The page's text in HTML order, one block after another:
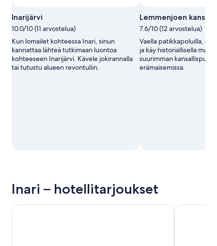
Mike
Shetler
Inarijärvi
10.0/10 (11 arvostelua)
Kun lomailet kohteessa Inari, sinun
kannattaa lähteä tutkimaan luontoa
kohteeseen Inarijärvi. Kävele jokirannalla
tai tutustu alueen revontuliin.
Lemmenjoen
7.6/10 (12 arvostelua)
Vaella patikkapoluilla,
ja käy historiallisella
suurimman
erämaisemissa.
Inari – hotellitarjoukset
Wilderness Hotel Inari & Igloos Wilderness